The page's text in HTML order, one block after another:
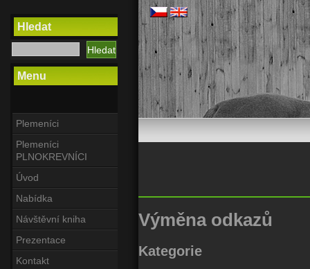
Hledat
Menu
Plemeníci
Plemeníci
PLNOKREVNÍCI
Úvod
Nabídka
Návštěvní kniha
Prezentace
Kontakt
Výměna odkazů
Kategorie